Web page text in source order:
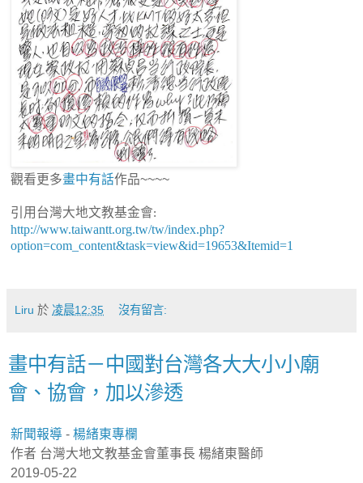
觀看更多畫中有話作品~~~~
引用台灣大地文教基金會:
http://www.taiwantt.org.tw/tw/index.php?
option=com_content&task=view&id=19653&Itemid=1
Liru 於 凌晨12:35 沒有留言:
畫中有話－中國對台灣各大大小小廟
會、協會，加以滲透
新聞報導 - 楊緒東專欄
作者 台灣大地文教基金會董事長 楊緒東醫師
2019-05-22